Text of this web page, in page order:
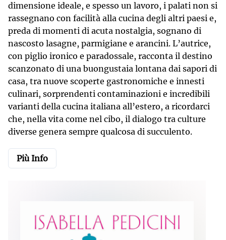
dimensione ideale, e spesso un lavoro, i palati non si
rassegnano con facilità alla cucina degli altri paesi e,
preda di momenti di acuta nostalgia, sognano di
nascosto lasagne, parmigiane e arancini. L’autrice,
con piglio ironico e paradossale, racconta il destino
scanzonato di una buongustaia lontana dai sapori di
casa, tra nuove scoperte gastronomiche e innesti
culinari, sorprendenti contaminazioni e incredibili
varianti della cucina italiana all’estero, a ricordarci
che, nella vita come nel cibo, il dialogo tra culture
diverse genera sempre qualcosa di succulento.
Più Info